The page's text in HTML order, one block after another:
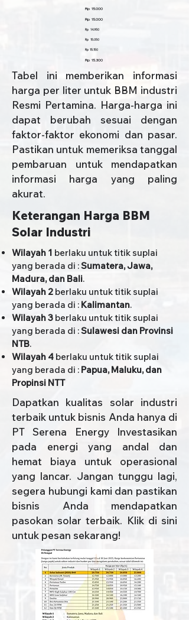
Rp 15.000
Rp 15.000
Rp 14.950
Rp 15.050
Rp 15.150
Rp 15.300
Tabel ini memberikan informasi
harga per liter untuk BBM industri
Resmi Pertamina. Harga-harga ini
dapat berubah sesuai dengan
faktor-faktor ekonomi dan pasar.
Pastikan untuk memeriksa tanggal
pembaruan untuk mendapatkan
informasi harga yang paling
akurat.
Keterangan Harga BBM
Solar Industri
Wilayah 1 berlaku untuk titik suplai
yang berada di :Sumatera, Jawa,
Madura, dan Bali.
Wilayah 2 berlaku untuk titik suplai
yang berada di : Kalimantan.
Wilayah 3 berlaku untuk titik suplai
yang berada di :Sulawesi dan Provinsi
NTB.
Wilayah 4 berlaku untuk titik suplai
yang berada di : Papua, Maluku, dan
Propinsi NTT
Dapatkan kualitas solar industri
terbaik untuk bisnis Anda hanya di
PT Serena Energy Investasikan
pada energi yang andal dan
hemat biaya untuk operasional
yang lancar. Jangan tunggu lagi,
segera hubungi kami dan pastikan
bisnis Anda mendapatkan
pasokan solar terbaik. Klik di sini
untuk pesan sekarang!